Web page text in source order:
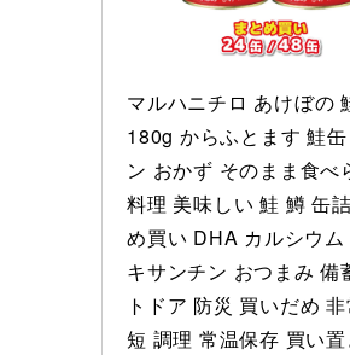
マルハニチロ あけぼの
180g からふとます 鮭
ン おかず そのまま食べ
料理 美味しい 鮭 鱒 缶
め買い DHA カルシウム
キサンチン おつまみ 備
トドア 防災 買いだめ
短 調理 常温保存 買い